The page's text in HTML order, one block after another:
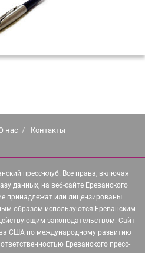
нас Контакты
пресс-клуб. Все права, включая
данных, на веб-сайте Ереванского
принадлежат или лицензированы
образом используются Ереванским
законодательством. Сайт
США по международному развитию
Ереванского пресс-